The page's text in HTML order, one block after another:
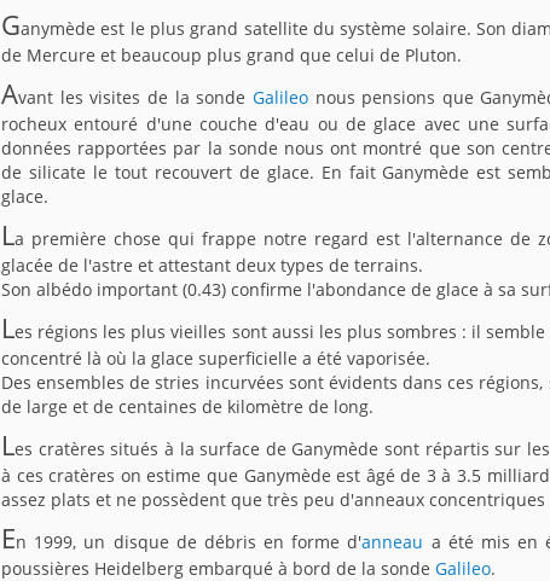
Ganymède est le plus grand satellite du système solaire. Son
de Mercure et beaucoup plus grand que celui de Pluton.
Avant les visites de la sonde Galileonous pensions que
rocheux entouré d'une couche d'eau ou de glace avec une
données rapportées par la sonde nous ont montré que son
de silicate le tout recouvert de glace. En fait Ganymède est
glace.
La première chose qui frappe notre regard est l'alternance de
glacée de l'astre et attestant deux types de terrains.
Son albédo important (0.43) confirme l'abondance de glace à sa
Les régions les plus vieilles sont aussi les plus sombres : il
concentré là où la glace superficielle a été vaporisée.
Des ensembles de stries incurvées sont évidents dans ces
de large et de centaines de kilomètre de long.
Les cratères situés à la surface de Ganymède sont répartis sur
à ces cratères on estime que Ganymède est âgé de 3 à 3.5
assez plats et ne possèdent que très peu d'anneaux
En 1999, un disque de débris en forme d'anneau a été mis en
poussières Heidelberg embarqué à bord de la sonde Galileo.